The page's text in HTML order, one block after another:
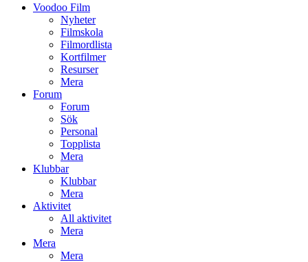
Voodoo Film
Nyheter
Filmskola
Filmordlista
Kortfilmer
Resurser
Mera
Forum
Forum
Sök
Personal
Topplista
Mera
Klubbar
Klubbar
Mera
Aktivitet
All aktivitet
Mera
Mera
Mera